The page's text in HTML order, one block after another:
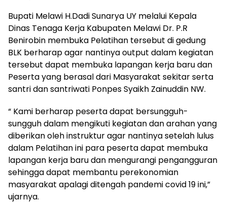
Bupati Melawi H.Dadi Sunarya UY melalui Kepala
Dinas Tenaga Kerja Kabupaten Melawi Dr. P.R
Benirobin membuka Pelatihan tersebut di gedung
BLK berharap agar nantinya output dalam kegiatan
tersebut dapat membuka lapangan kerja baru dan
Peserta yang berasal dari Masyarakat sekitar serta
santri dan santriwati Ponpes Syaikh Zainuddin NW.
“ Kami berharap peserta dapat bersungguh-
sungguh dalam mengikuti kegiatan dan arahan yang
diberikan oleh instruktur agar nantinya setelah lulus
dalam Pelatihan ini para peserta dapat membuka
lapangan kerja baru dan mengurangi pengangguran
sehingga dapat membantu perekonomian
masyarakat apalagi ditengah pandemi covid 19 ini,”
ujarnya.